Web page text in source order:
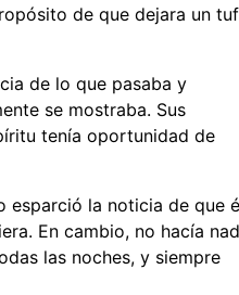
de que dejara un
de lo que pasaba y
se mostraba. Sus
tenía oportunidad de
esparció la noticia de que
En cambio, no hacía
las noches, y siempre